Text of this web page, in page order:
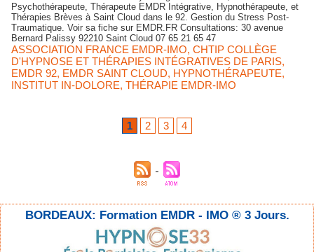
Psychothérapeute, Thérapeute EMDR Intégrative, Hypnothérapeute, et
Thérapies Brèves à Saint Cloud dans le 92. Gestion du Stress Post-
Traumatique. Voir sa fiche sur EMDR.FR Consultations: 30 avenue
Bernard Palissy 92210 Saint Cloud 07 65 21 65 47
ASSOCIATION FRANCE EMDR-IMO, CHTIP COLLÈGE
D'HYPNOSE ET THÉRAPIES INTÉGRATIVES DE PARIS,
EMDR 92, EMDR SAINT CLOUD, HYPNOTHÉRAPEUTE,
INSTITUT IN-DOLORE, THÉRAPIE EMDR-IMO
1 2 3 4
BORDEAUX: Formation EMDR - IMO ® 3 Jours.